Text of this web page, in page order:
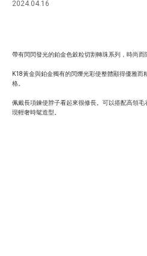
2024.04.16
帶有閃閃發光的鉑金色穀粒切割轉珠系列， 時尚而
K18黃金與鉑金獨有的閃爍光彩使整體顯得優雅
格。
佩戴長項鍊使脖子看起來很修長。可以搭配高領
現輕奢時髦造型。